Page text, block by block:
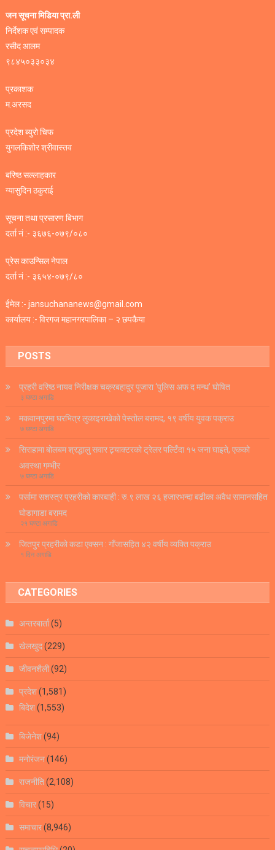
जन सूचना मिडिया प्रा.ली
निर्देशक एवं सम्पादक
रसीद आलम
९८४५०३३०३४
प्रकाशक
म.अरसद
प्रदेश ब्युरो चिफ
युगलकिशोर श्रीवास्तव
बरिष्ठ सल्लाहकार
ग्यासुदिन ठकुराई
सूचना तथा प्रसारण बिभाग
दर्ता नं :- ३६७६-०७९/०८०
प्रेस काउन्सिल नेपाल
दर्ता नं :- ३६५४-०७९/८०
ईमेल :- jansuchananews@gmail.com
कार्यालय :- विरगज महानगरपालिका – २ छपकैया
POSTS
प्रहरी वरिष्ठ नायव निरीक्षक चक्रबहादुर पुजारा ‘पुलिस अफ द मन्थ’ घोषित
३ घण्टा अगाडि
मकवानपुरमा घरभित्र लुकाइराखेको पेस्तोल बरामद, १९ वर्षीय युवक पक्राउ
७ घण्टा अगाडि
सिराहामा बोलबम श्रद्धालु सवार ट्र्याक्टरको ट्रेलर पल्टिँदा १५ जना घाइते, एकको
अवस्था गम्भीर
७ घण्टा अगाडि
पर्सामा सशस्त्र प्रहरीको कारबाही : रु.९ लाख २६ हजारभन्दा बढीका अवैध सामानसहित
घोडागाडा बरामद
२१ घण्टा अगाडि
जितपुर प्रहरीको कडा एक्सन : गाँजासहित ४२ वर्षीय व्यक्ति पक्राउ
१ दिन अगाडि
CATEGORIES
अन्तरबार्ता(5)
खेलखुद(229)
जीवनशैली(92)
प्रदेश(1,581)
बिदेश(1,553)
बिजेनेश(94)
मनोरंजन(146)
राजनीति(2,108)
विचार(15)
समाचार(8,946)